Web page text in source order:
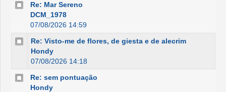
Re: Mar Sereno
DCM_1978
07/08/2026 14:59
Re: Visto-me de flores, de giesta e de alecrim
Hondy
07/08/2026 14:18
Re: sem pontuação
Hondy